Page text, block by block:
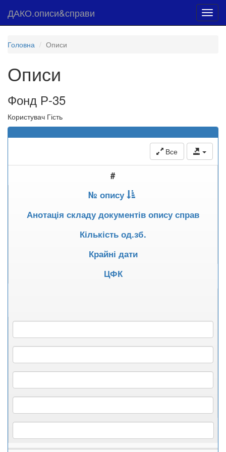
ДАКО.описи&справи
Головна Описи
Описи
Фонд Р-35
Користувач Гість
Все
#
№ опису
Анотація складу документів опису справ
Кількість од.зб.
Крайні дати
ЦФК